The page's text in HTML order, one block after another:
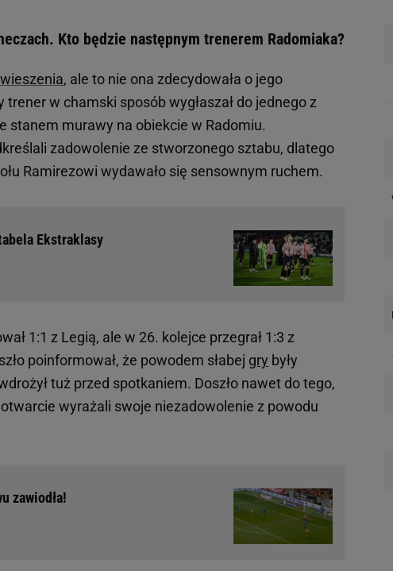
Kto będzie następnym trenerem Radomiaka?
, ale to nie ona zdecydowała o jego
w chamski sposób wygłaszał do jednego z
stanem murawy na obiekcie w Radomiu.
zadowolenie ze stworzonego sztabu, dlatego
Ramirezowi wydawało się sensownym ruchem.
Ekstraklasy
1:1 z Legią, ale w 26. kolejce przegrał 1:3 z
poinformował, że powodem słabej gry były
tuż przed spotkaniem. Doszło nawet do tego,
wyrażali swoje niezadowolenie z powodu
zawiodła!